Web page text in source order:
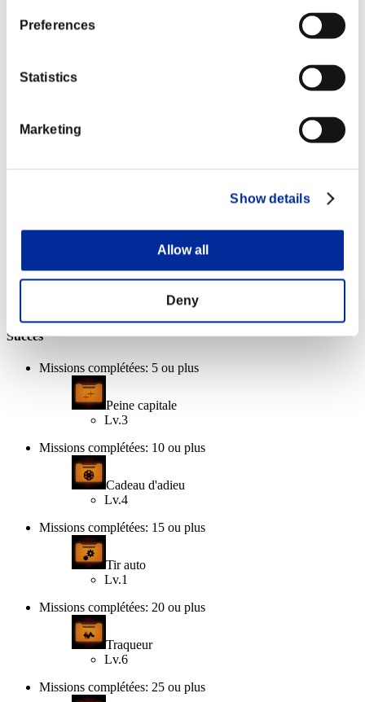
Preferences
Statistics
Marketing
Show details
Allow all
Deny
Missions complétées: 20 ou plus
Succès
Missions complétées: 5 ou plus
Peine capitale
Lv.3
Missions complétées: 10 ou plus
Cadeau d'adieu
Lv.4
Missions complétées: 15 ou plus
Tir auto
Lv.1
Missions complétées: 20 ou plus
Traqueur
Lv.6
Missions complétées: 25 ou plus